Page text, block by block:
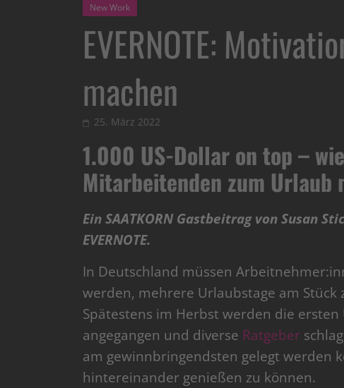
New Work
EVERNOTE:
machen
25. März 2022
1.000 US-Dollar on top –
Mitarbeitenden zum Urlaub
Ein SAATKORN Gastbeitrag von Susan
EVERNOTE.
In Deutschland müssen
werden, mehrere Urlaubstage am
Spätestens im Herbst werden die
angegangen und diverse Ratgeber
am gewinnbringendsten gelegt werden
hintereinander genießen zu können.